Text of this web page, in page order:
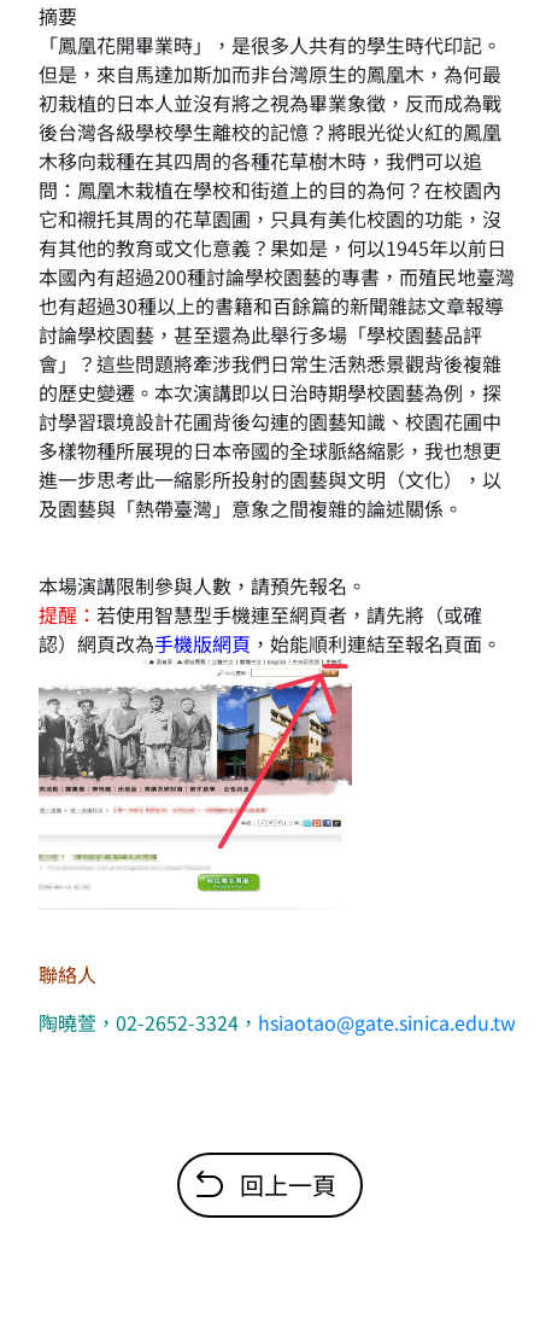
摘要
「鳳凰花開畢業時」，是很多人共有的學生時代印記。
但是，來自馬達加斯加而非台灣原生的鳳凰木，為何最
初栽植的日本人並沒有將之視為畢業象徵，反而成為戰
後台灣各級學校學生離校的記憶？將眼光從火紅的鳳凰
木移向栽種在其四周的各種花草樹木時，我們可以追
問：鳳凰木栽植在學校和街道上的目的為何？在校園內
它和襯托其周的花草園圃，只具有美化校園的功能，沒
有其他的教育或文化意義？果如是，何以1945年以前日
本國內有超過200種討論學校園藝的專書，而殖民地臺灣
也有超過30種以上的書籍和百餘篇的新聞雜誌文章報導
討論學校園藝，甚至還為此舉行多場「學校園藝品評
會」？這些問題將牽涉我們日常生活熟悉景觀背後複雜
的歷史變遷。本次演講即以日治時期學校園藝為例，探
討學習環境設計花圃背後勾連的園藝知識、校園花圃中
多樣物種所展現的日本帝國的全球脈絡縮影，我也想更
進一步思考此一縮影所投射的園藝與文明（文化），以
及園藝與「熱帶臺灣」意象之間複雜的論述關係。
本場演講限制參與人數，請預先報名。
提醒： 若使用智慧型手機連至網頁者，請先將（或確
認）網頁改為手機版網頁 ，始能順利連結至報名頁面。
聯絡人
陶曉萱，02-2652-3324， hsiaotao@gate.sinica.edu.tw
回上一頁